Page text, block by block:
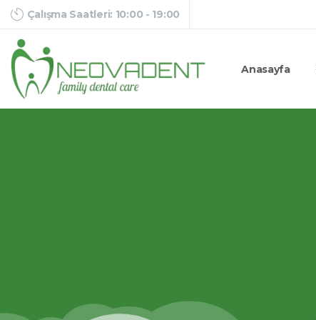
Çalışma Saatleri: 10:00 - 19:00
Anasayfa